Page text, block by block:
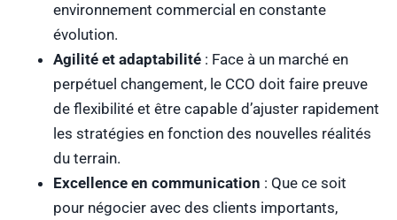
environnement commercial en constante
évolution.
Agilité et adaptabilité : Face à un marché en
perpétuel changement, le CCO doit faire preuve
de flexibilité et être capable d’ajuster rapidement
les stratégies en fonction des nouvelles réalités
du terrain.
Excellence en communication : Que ce soit
pour négocier avec des clients importants,